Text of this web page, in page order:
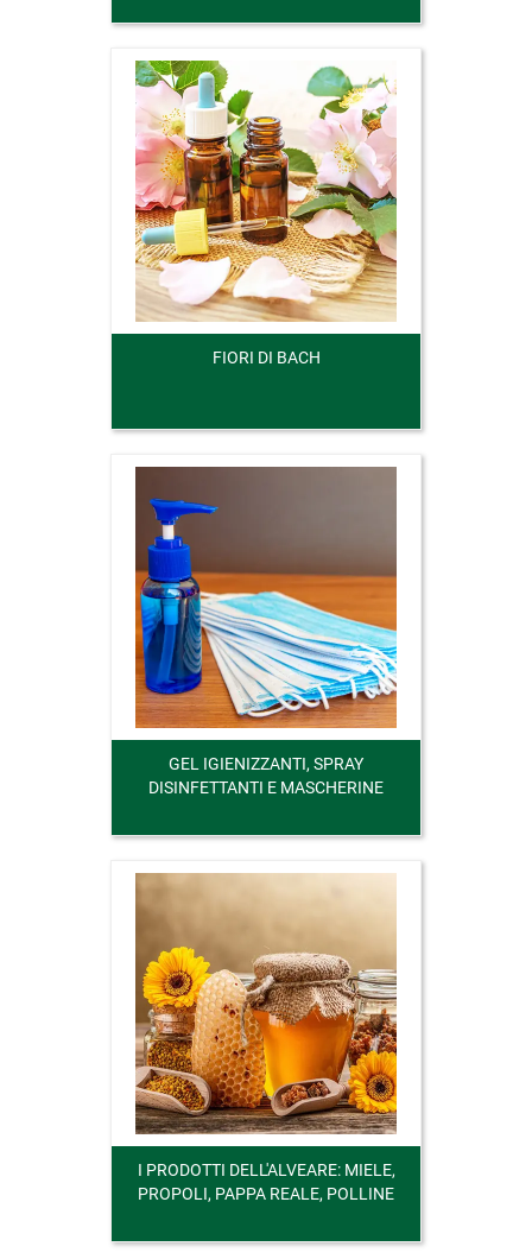
FIORI DI BACH
GEL IGIENIZZANTI, SPRAY
DISINFETTANTI E MASCHERINE
I PRODOTTI DELL'ALVEARE: MIELE,
PROPOLI, PAPPA REALE, POLLINE